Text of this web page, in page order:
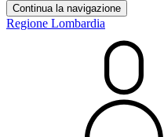
Continua la navigazione
Regione Lombardia